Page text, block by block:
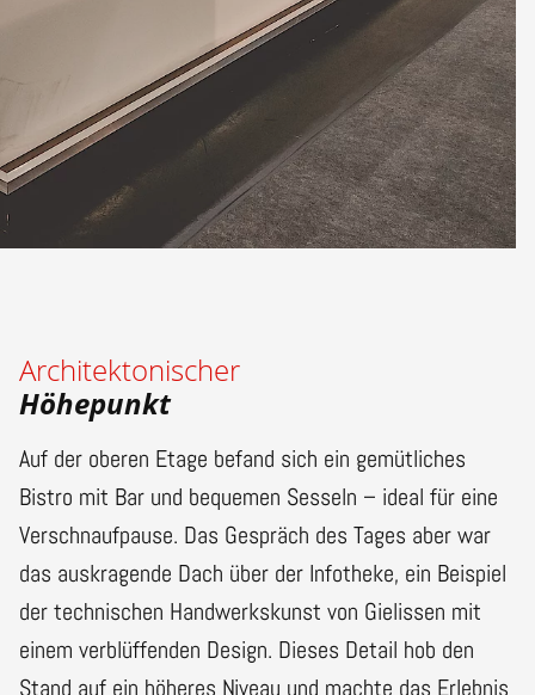
Architektonischer
Höhepunkt
Auf der oberen Etage befand sich ein gemütliches
Bistro mit Bar und bequemen Sesseln – ideal für eine
Verschnaufpause. Das Gespräch des Tages aber war
das auskragende Dach über der Infotheke, ein Beispiel
der technischen Handwerkskunst von Gielissen mit
einem verblüffenden Design. Dieses Detail hob den
Stand auf ein höheres Niveau und machte das Erlebnis